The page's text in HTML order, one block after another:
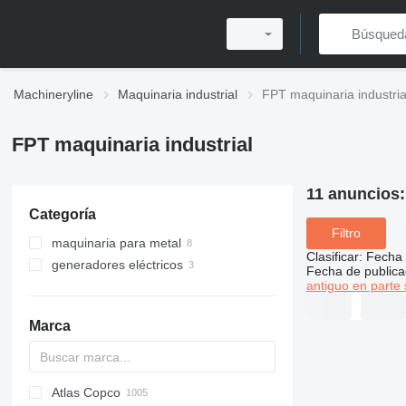
Machineryline Maquinaria industrial FPT maquinaria
FPT maquinaria industrial
Categoría
maquinaria para metal
centros de mecanizado
generadores eléctricos
Marca
PDS
APD
AB
Ensis
VZ
AG3
Atlas Copco
11 anuncios:
Filtro
Clasificar: Fecha
Fecha de
antiguo en parte